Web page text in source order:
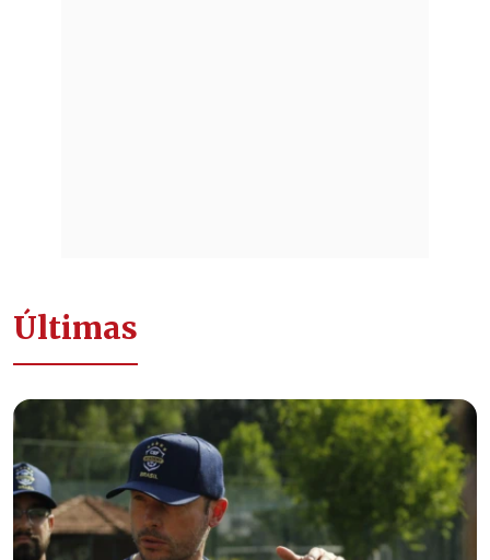
Últimas